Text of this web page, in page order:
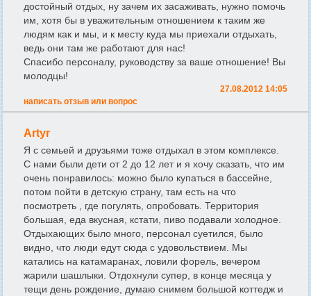
достойный отдых, ну зачем их засаживать, нужно помочь
им, хотя бы в уважительным отношением к таким же
людям как и мы, и к месту куда мы приехали отдыхать,
ведь они там же работают для нас!
Спасибо персоналу, руководству за ваше отношение! Вы
молодцы!
27.08.2012 14:05
написать отзыв или вопрос
Artyr
Я с семьей и друзьями тоже отдыхал в этом комплексе.
С нами были дети от 2 до 12 лет и я хочу сказать, что им
очень понравилось: можно было купаться в бассейне,
потом пойти в детскую страну, там есть на что
посмотреть , где погулять, опробовать. Территория
большая, еда вкусная, кстати, пиво подавали холодное.
Отдыхающих было много, персонал суетился, было
видно, что люди едут сюда с удовольствием. Мы
катались на катамаранах, ловили форель, вечером
жарили шашлыки. Отдохнули супер, в конце месяца у
тещи день рождение, думаю снимем большой коттедж и